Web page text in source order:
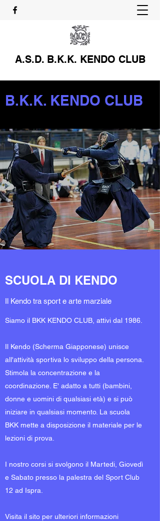
A.S.D. B.K.K. KENDO CLUB
B.K.K. KENDO CLUB
SCUOLA DI KENDO
Il Kendo tra sport e arte marziale
Siamo il BKK KENDO CLUB, attivi dal 1986.
Il Kendo (Scherma Giapponese) unisce
all'attività sportiva lo sviluppo della persona.
Stimola la concentrazione e la
coordinazione. E' adatto a tutti (bambini,
donne e uomini di qualsiasi età) e si può
iniziare in qualsiasi momento. La scuola
BKK mette a disposizione il materiale per le
lezioni di prova.
I nostro corsi si svolgono il Martedi, Giovedì
e Sabato presso la palestra del Sport Club
12 ad Ispra.
Visita il sito per ulteriori informazioni